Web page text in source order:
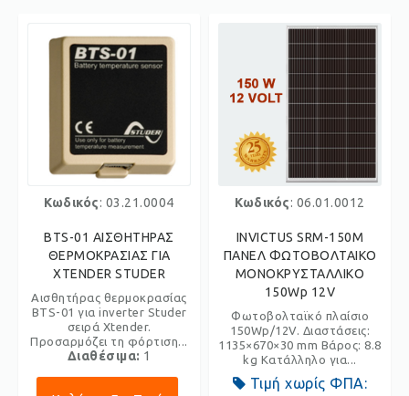
Κωδικός: 03.21.0004
BTS-01 ΑΙΣΘΗΤΗΡΑΣ
ΘΕΡΜΟΚΡΑΣΙΑΣ ΓΙΑ
XTENDER STUDER
Αισθητήρας θερμοκρασίας
BTS-01 για inverter Studer
σειρά Xtender.
Προσαρμόζει τη φόρτιση...
Διαθέσιμα: 1
Κωδικός: 06.01.0012
INVICTUS SRM-150Μ
ΠΑΝΕΛ ΦΩΤΟΒΟΛΤΑΙΚΟ
ΜΟΝΟΚΡΥΣΤΑΛΛΙΚΟ
150Wp 12V
Φωτοβολταϊκό πλαίσιο
150Wp/12V. Διαστάσεις:
1135×670×30 mm Βάρος: 8.8
kg Κατάλληλο για...
Τιμή χωρίς ΦΠΑ: